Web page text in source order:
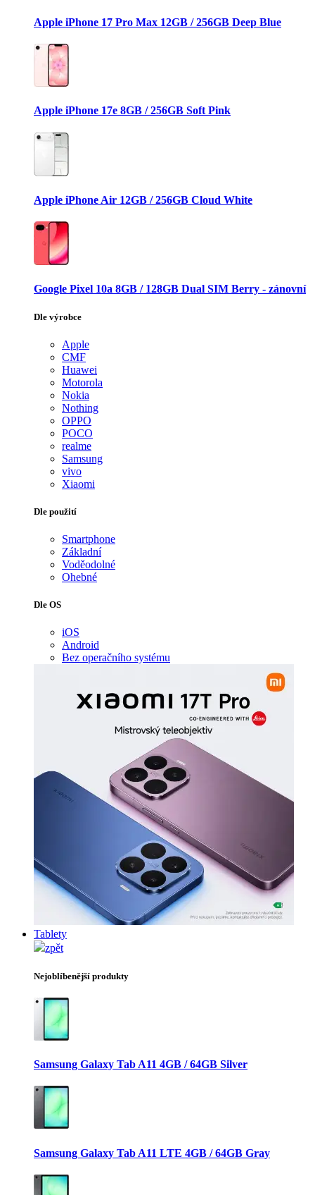
Apple iPhone 17 Pro Max 12GB / 256GB Deep Blue
Apple iPhone 17e 8GB / 256GB Soft Pink
Apple iPhone Air 12GB / 256GB Cloud White
Google Pixel 10a 8GB / 128GB Dual SIM Berry - zánovní
Dle výrobce
Apple
CMF
Huawei
Motorola
Nokia
Nothing
OPPO
POCO
realme
Samsung
vivo
Xiaomi
Dle použití
Smartphone
Základní
Voděodolné
Ohebné
Dle OS
iOS
Android
Bez operačního systému
Tablety
zpět
Nejoblíbenější produkty
Samsung Galaxy Tab A11 4GB / 64GB Silver
Samsung Galaxy Tab A11 LTE 4GB / 64GB Gray